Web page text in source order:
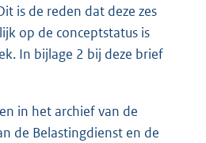
is de reden dat deze zes
op de conceptstatus is
In bijlage 2 bij deze brief
in het archief van de
de Belastingdienst en de